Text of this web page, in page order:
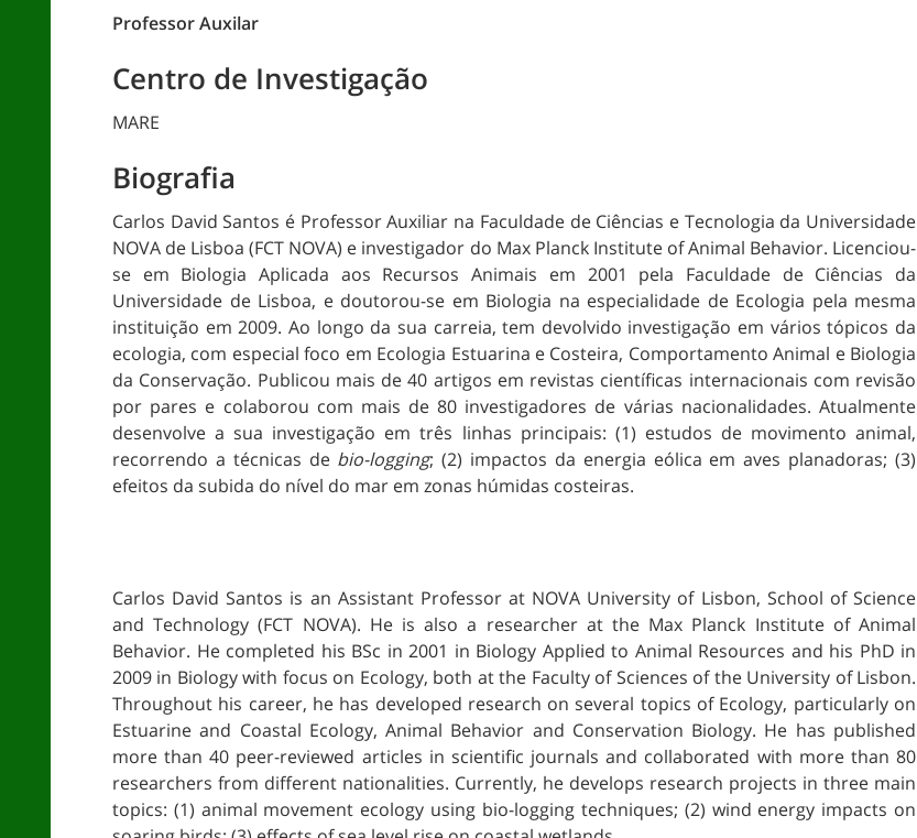
Professor Auxilar
Centro de Investigação
MARE
Biografia
Carlos David Santos é Professor Auxiliar na Faculdade de Ciências e Tecnologia da Universidade
NOVA de Lisboa (FCT NOVA) e investigador do Max Planck Institute of Animal Behavior. Licenciou-
se em Biologia Aplicada aos Recursos Animais em 2001 pela Faculdade de Ciências da
Universidade de Lisboa, e doutorou-se em Biologia na especialidade de Ecologia pela mesma
instituição em 2009. Ao longo da sua carreia, tem devolvido investigação em vários tópicos da
ecologia, com especial foco em Ecologia Estuarina e Costeira, Comportamento Animal e Biologia
da Conservação. Publicou mais de 40 artigos em revistas científicas internacionais com revisão
por pares e colaborou com mais de 80 investigadores de várias nacionalidades. Atualmente
desenvolve a sua investigação em três linhas principais: (1) estudos de movimento animal,
recorrendo a técnicas de bio-logging; (2) impactos da energia eólica em aves planadoras; (3)
efeitos da subida do nível do mar em zonas húmidas costeiras.
Carlos David Santos is an Assistant Professor at NOVA University of Lisbon, School of Science
and Technology (FCT NOVA). He is also a researcher at the Max Planck Institute of Animal
Behavior. He completed his BSc in 2001 in Biology Applied to Animal Resources and his PhD in
2009 in Biology with focus on Ecology, both at the Faculty of Sciences of the University of Lisbon.
Throughout his career, he has developed research on several topics of Ecology, particularly on
Estuarine and Coastal Ecology, Animal Behavior and Conservation Biology. He has published
more than 40 peer-reviewed articles in scientific journals and collaborated with more than 80
researchers from different nationalities. Currently, he develops research projects in three main
topics: (1) animal movement ecology using bio-logging techniques; (2) wind energy impacts on